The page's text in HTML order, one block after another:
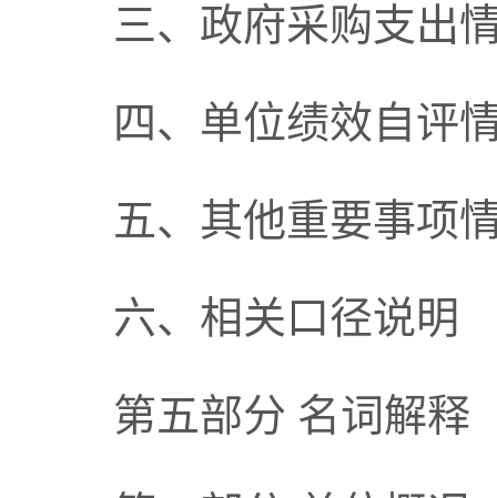
三、政府采购支出
四、单位绩效自评
五、其他重要事项
六、相关口径说明
第五部分 名词解释